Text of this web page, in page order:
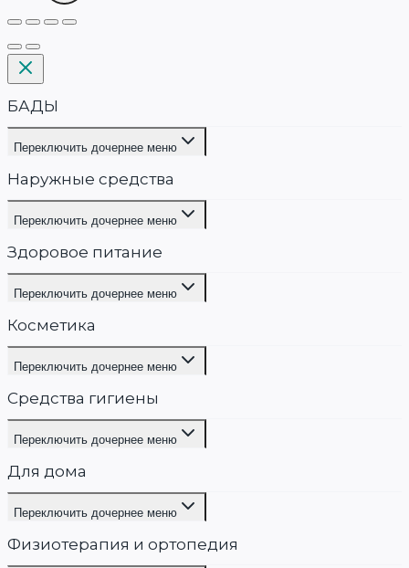
БАДЫ
Переключить дочернее меню
Наружные средства
Переключить дочернее меню
Здоровое питание
Переключить дочернее меню
Косметика
Переключить дочернее меню
Средства гигиены
Переключить дочернее меню
Для дома
Переключить дочернее меню
Физиотерапия и ортопедия